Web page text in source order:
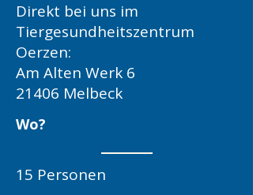
Direkt bei uns im
Tiergesundheitszentrum
Oerzen:
Am Alten Werk 6
21406 Melbeck
Wo?
15 Personen